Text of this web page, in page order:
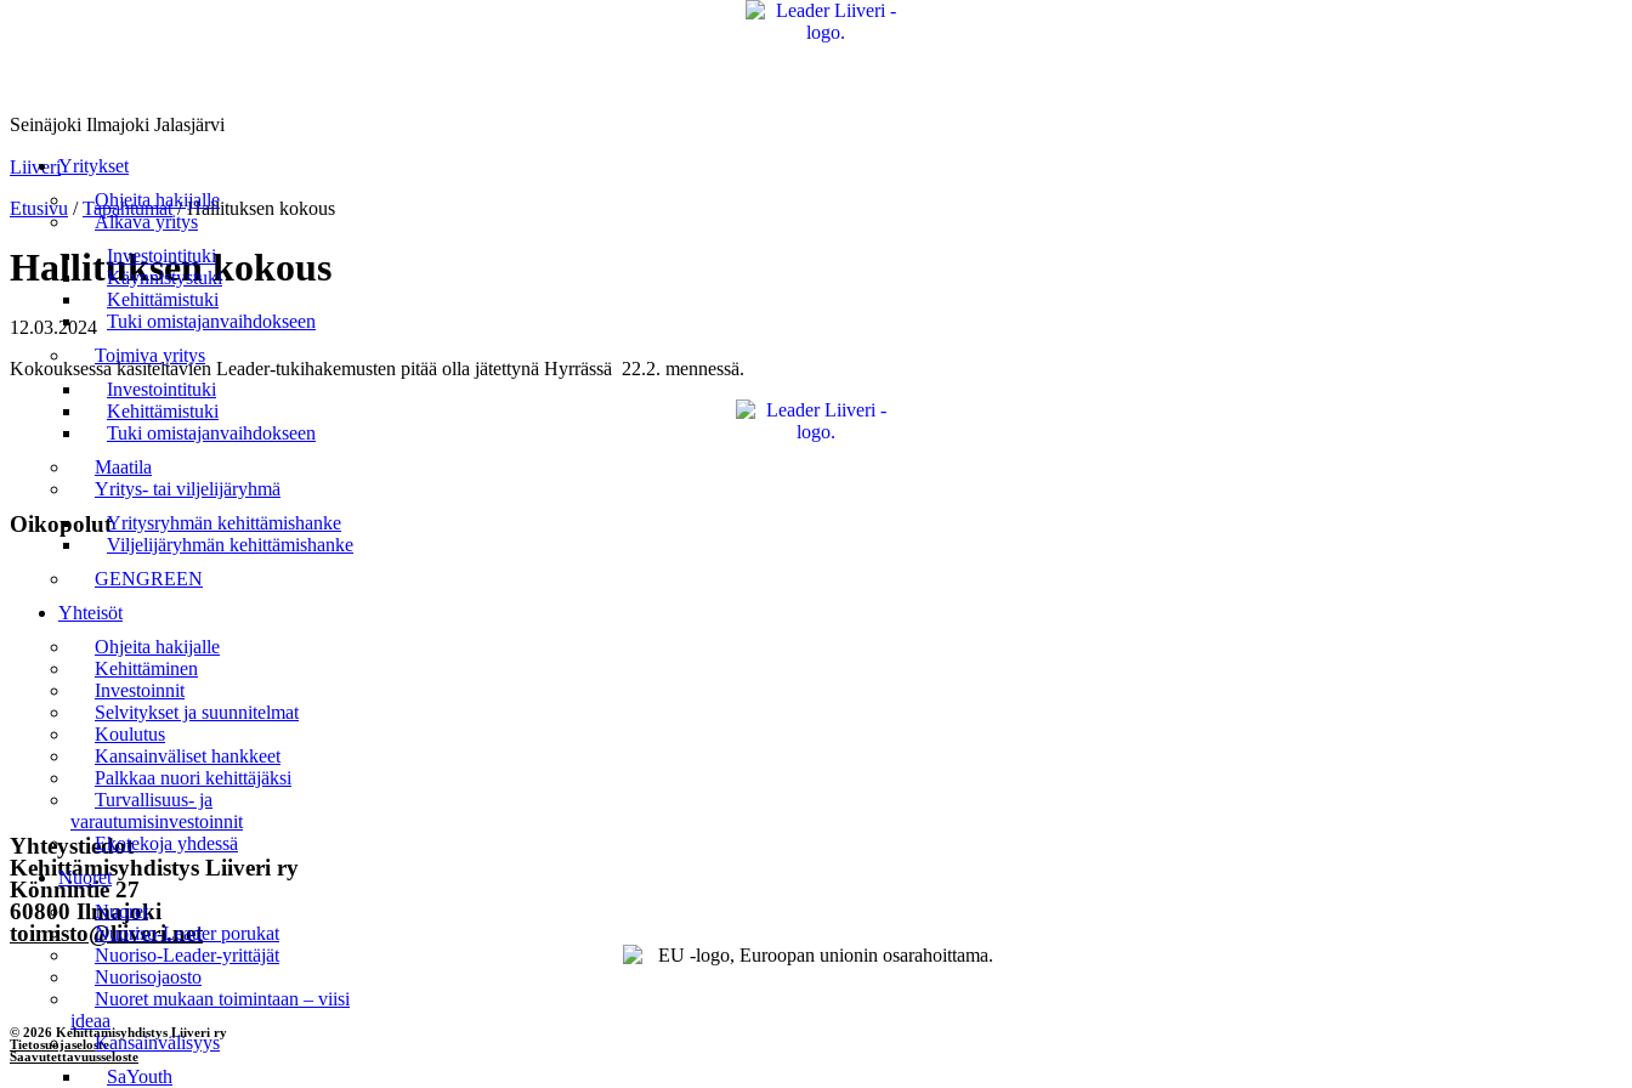
Liiveri
Seinäjoki Ilmajoki Jalasjärvi
ValikkoYritykset
Ohjeita hakijalle
Alkava yritys
Investointituki
Käynnistystuki
Kehittämistuki
Tuki omistajanvaihdokseen
Toimiva yritys
Investointituki
Kehittämistuki
Tuki omistajanvaihdokseen
Maatila
Yritys- tai viljelijäryhmä
Yritysryhmän kehittämishanke
Viljelijäryhmän kehittämishanke
GENGREEN
Yhteisöt
Ohjeita hakijalle
Kehittäminen
Investoinnit
Selvitykset ja suunnitelmat
Koulutus
Kansainväliset hankkeet
Palkkaa nuori kehittäjäksi
Turvallisuus- ja
varautumisinvestoinnit
Ekotekoja yhdessä
Nuoret
Nuoret
Nuoriso-Leader porukat
Nuoriso-Leader-yrittäjät
Nuorisojaosto
Nuoret mukaan toimintaan – viisi
ideaa
Kansainvälisyys
SaYouth
Etusivu /Tapahtumat/Hallituksen kokous
Hallituksen kokous
12.03.2024
Kokouksessa käsiteltävien Leader-tukihakemusten pitää olla jätettynä Hyrrässä 22.2. mennessä.
Oikopolut
Etusivu
Uutiset
Tapahtumat
Yhteystiedot
Tilaa uutiskirje
Yhteystiedot
Kehittämisyhdistys Liiveri ry
Könnintie 27
60800 Ilmajoki
toimisto@liiveri.net
© 2026 Kehittämisyhdistys Liiveri ry
Tietosuojaseloste
Saavutettavuusseloste